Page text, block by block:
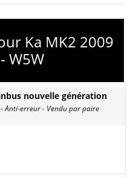
Ka MK2 2009
W5W
nouvelle génération
Anti-erreur - Vendu par paire